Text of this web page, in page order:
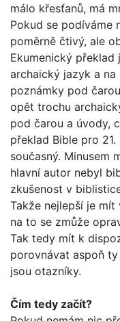
málo křesťanů, má
Pokud se podíváme
poměrně čtivý, ale
Ekumenický překlad
archaický jazyk a
poznámky pod
opět trochu
pod čarou a úvody,
překlad Bib­le pro
současný. Minusem
hlavní autor nebyl
zkušenost v
Takže nejlepší je
na to se zmůže
Tak tedy mít k
porovnávat aspoň
jsou otazníky.
Čím tedy začít?